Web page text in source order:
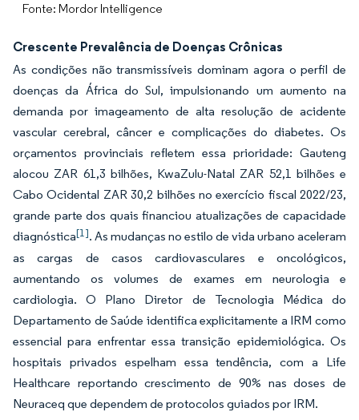
Fonte: Mordor Intelligence
Crescente Prevalência de Doenças Crônicas
As condições não transmissíveis dominam agora o perfil de
doenças da África do Sul, impulsionando um aumento na
demanda por imageamento de alta resolução de acidente
vascular cerebral, câncer e complicações do diabetes. Os
orçamentos provinciais refletem essa prioridade: Gauteng
alocou ZAR 61,3 bilhões, KwaZulu-Natal ZAR 52,1 bilhões e
Cabo Ocidental ZAR 30,2 bilhões no exercício fiscal 2022/23,
grande parte dos quais financiou atualizações de capacidade
diagnóstica[1]. As mudanças no estilo de vida urbano aceleram
as cargas de casos cardiovasculares e oncológicos,
aumentando os volumes de exames em neurologia e
cardiologia. O Plano Diretor de Tecnologia Médica do
Departamento de Saúde identifica explicitamente a IRM como
essencial para enfrentar essa transição epidemiológica. Os
hospitais privados espelham essa tendência, com a Life
Healthcare reportando crescimento de 90% nas doses de
Neuraceq que dependem de protocolos guiados por IRM.